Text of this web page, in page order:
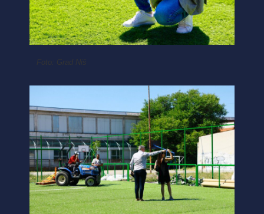
Foto: Grad Niš